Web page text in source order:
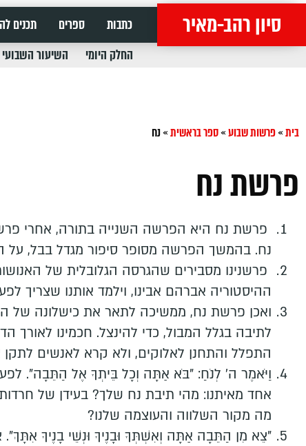
סיון רהב-מאיר כתבות ספרים תכנים
החלק היומי
השיעור השבועי
בית»פרשות שבוע»ספר בראשית»נח
פרשת נח
פרשת נח היא הפרשה השנייה בתורה, אחרי
נח. בהמשך הפרשה מסופר סיפור מגדל בבל, על
פרשנינו מסבירים שהגרסה הגלובלית של
ההיסטוריה אברהם אבינו, וילמד אותנו שצריך
ואכן פרשת נח, ממשיכה לתאר את כישלונה של
לתיבה בגלל המבול, כדי להינצל. חכמינו לאורך
התפלל והתחנן לאלוקים, ולא קרא לאנשים
וַיֹּאמֶר ה' לְנֹחַ: "בֹּא אַתָּה וְכָל בֵּיתְךָ אֶל הַתֵּבָה".
אחד מאיתנו: מהי תיבת נח שלך? בעידן של
מה מקור השלווה והעוצמה שלנו?
"צֵא מִן הַתֵּבָה אַתָּה וְאִשְׁתְּךָ וּבָנֶיךָ וּנְשֵׁי בָנֶיךָ